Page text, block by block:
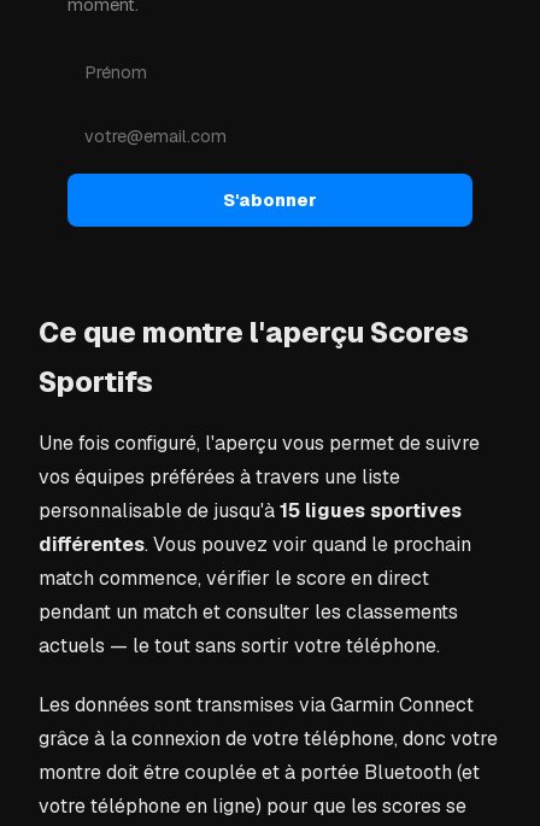
moment.
S'abonner
Ce que montre l'aperçu Scores
Sportifs
Une fois configuré, l'aperçu vous permet de suivre
vos équipes préférées à travers une liste
personnalisable de jusqu'à15 ligues sportives
différentes. Vous pouvez voir quand le prochain
match commence, vérifier le score en direct
pendant un match et consulter les classements
actuels — le tout sans sortir votre téléphone.
Les données sont transmises via Garmin Connect
grâce à la connexion de votre téléphone, donc votre
montre doit être couplée et à portée Bluetooth (et
votre téléphone en ligne) pour que les scores se